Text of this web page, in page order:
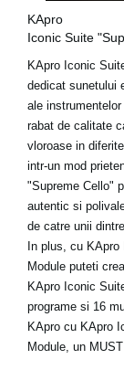
KApro
Iconic Suite
KApro Iconic
dedicat sunetului
ale
rabat de calitate
vloroase in
intr-un mod
"Supreme Cello"
autentic si
de catre unii
In plus, cu KApro
Module puteti
KApro Iconic
programe si 16
KApro cu KApro
Module, un